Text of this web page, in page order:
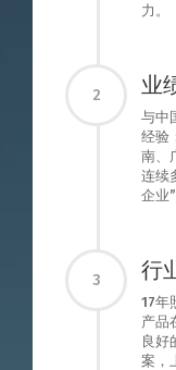
力。
2 业
与中
经验
南、
连续
企业
3 行
17年
产品
良好
案，